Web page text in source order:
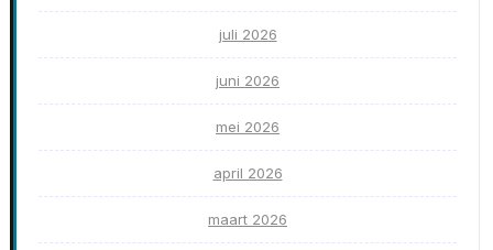
juli 2026
juni 2026
mei 2026
april 2026
maart 2026